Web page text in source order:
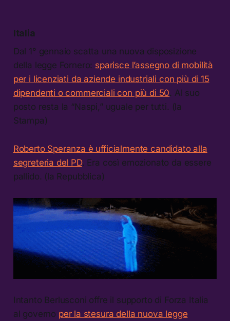
Italia
Dal 1° gennaio scatta una nuova disposizione
della legge Fornero: sparisce l’assegno di mobilità
per i licenziati da aziende industriali con più di 15
dipendenti o commerciali con più di 50. Al suo
posto resta la “Naspi,” uguale per tutti. (la
Stampa)
Roberto Speranza è ufficialmente candidato alla
segreteria del PD. Era così emozionato da essere
pallido. (la Repubblica)
Intanto Berlusconi offre il supporto di Forza Italia
al governo per la stesura della nuova legge